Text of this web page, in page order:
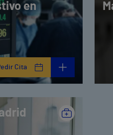
en
Cita